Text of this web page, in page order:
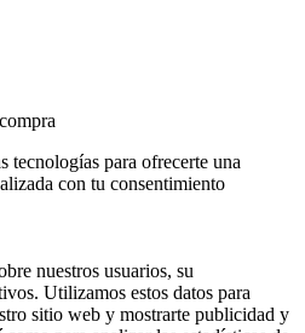
tecnologías para ofrecerte una
con tu consentimiento
nuestros usuarios, su
Utilizamos estos datos para
sitio web y mostrarte publicidad y